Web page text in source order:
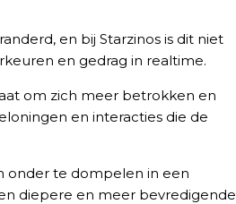
en bij Starzinos is dit niet
en gedrag in realtime.
om zich meer betrokken en
en interacties die de
onder te dompelen in een
diepere en meer bevredigende